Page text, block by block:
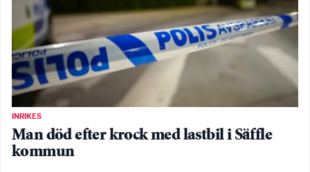
INRIKES
Man död efter krock med lastbil i Säffle
kommun